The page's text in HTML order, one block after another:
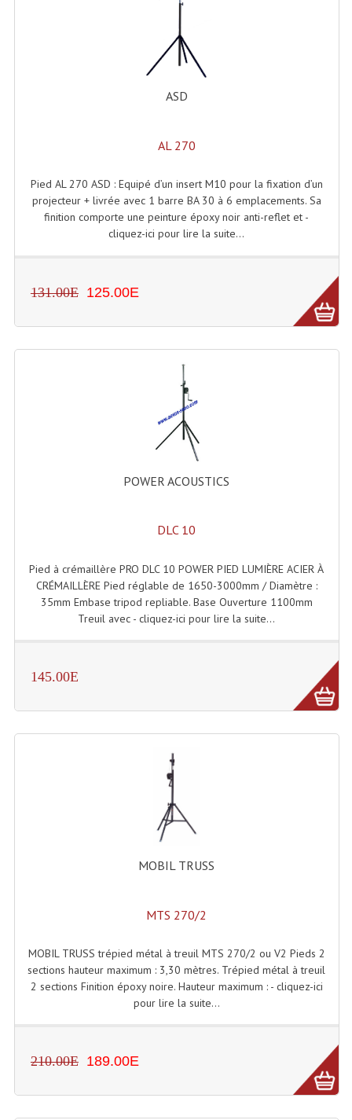
Rack 19" Standard Betonex
Sac Trolley De Transport
Valises Pour Clavier
Rack 19 Pouces Multiplis
Accessoires Flight-Case Coins Roulettes
Rack 19" STYLE VSR (capot En L)
Machines À Brouillard
Lanceur De Flammes Et Cartouche De Gaz
Machine À Etincelles Froides
Machines À Effet Brouillard
Machines À Fumée Lourde
Machines À Mousse, Neige, Liquides
Liquides À Mousse
Nos Occasions Et Stock B
Les Occasions
Matériel Karaoké
Disque DVD
Disque LD (30 Cm.)
ASD
AL 270
Pied AL 270 ASD : Equipé d’un insert M10 pour la fixation d’un
projecteur + livrée avec 1 barre BA 30 à 6 emplacements. Sa
finition comporte une peinture époxy noir anti-reflet et -
cliquez-ici pour lire la suite...
131.00E 125.00E
POWER ACOUSTICS
DLC 10
Pied à crémaillère PRO DLC 10 POWER PIED LUMIÈRE ACIER À
CRÉMAILLÈRE Pied réglable de 1650-3000mm / Diamètre :
35mm Embase tripod repliable. Base Ouverture 1100mm
Treuil avec - cliquez-ici pour lire la suite...
145.00E
MOBIL TRUSS
MTS 270/2
MOBIL TRUSS trépied métal à treuil MTS 270/2 ou V2 Pieds 2
sections hauteur maximum : 3,30 mètres. Trépied métal à treuil
2 sections Finition époxy noire. Hauteur maximum : - cliquez-ici
pour lire la suite...
210.00E 189.00E